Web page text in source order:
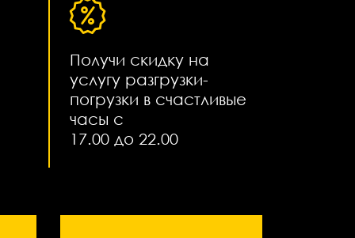
Получи скидку на
услугу разгрузки-
погрузки в счастливые
часы с
17.00 до 22.00